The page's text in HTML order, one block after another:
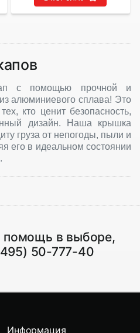
с помощью прочной и
алюминиевого сплава! Это
кто ценит безопасность,
дизайн. Наша крышка
груза от непогоды, пыли и
его в идеальном состоянии
помощь в выборе,
50-777-40
Информация